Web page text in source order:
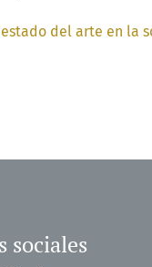
del arte en la
sociales